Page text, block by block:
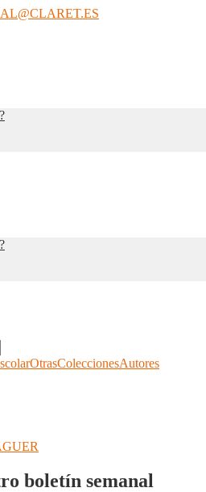
OtrasColeccionesAutores
boletín semanal